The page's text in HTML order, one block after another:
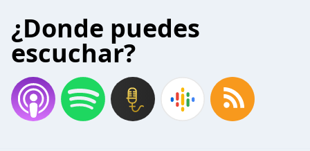
¿Donde puedes
escuchar?